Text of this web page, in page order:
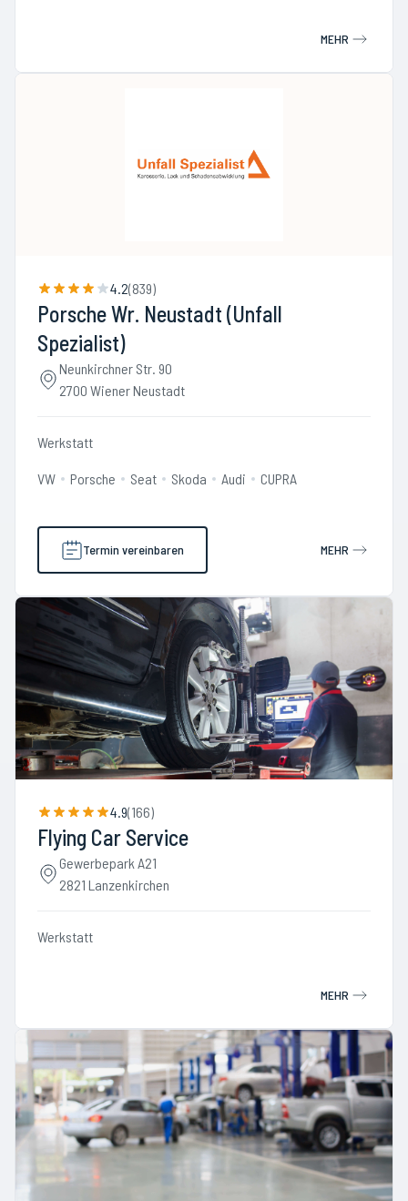
MEHR
4.2(839)
Porsche Wr. Neustadt (Unfall
Spezialist)
Neunkirchner Str. 90
2700 Wiener Neustadt
Werkstatt
VW Porsche Seat Skoda Audi CUPRA
Termin vereinbaren MEHR
4.9(166)
Flying Car Service
Gewerbepark A21
2821 Lanzenkirchen
Werkstatt
MEHR